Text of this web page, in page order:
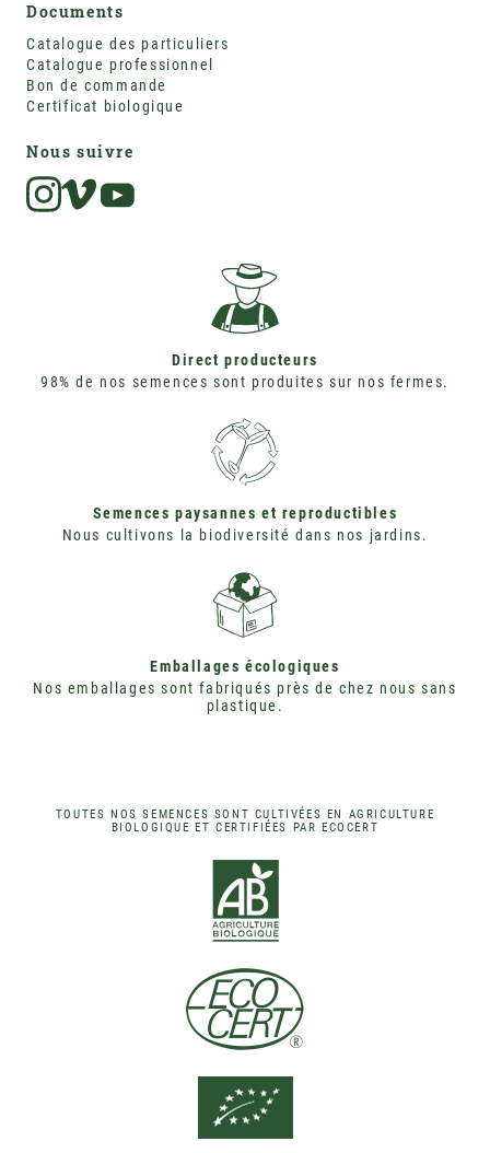
Documents
Catalogue des particuliers
Catalogue professionnel
Bon de commande
Certificat biologique
Nous suivre
Direct producteurs
98% de nos semences sont produites sur nos fermes.
Semences paysannes et reproductibles
Nous cultivons la biodiversité dans nos jardins.
Emballages écologiques
Nos emballages sont fabriqués près de chez nous sans
plastique.
TOUTES NOS SEMENCES SONT CULTIVÉES EN AGRICULTURE
BIOLOGIQUE ET CERTIFIÉES PAR ECOCERT